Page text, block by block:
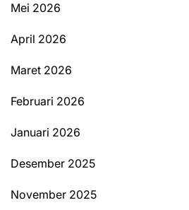
Mei 2026
April 2026
Maret 2026
Februari 2026
Januari 2026
Desember 2025
November 2025